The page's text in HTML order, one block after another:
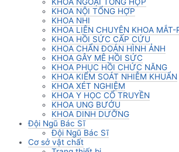
KHOA NỘI TỔNG HỢP
KHOA NHI
KHOA LIÊN CHUYÊN KHOA MẮT-
KHOA HỒI SỨC CẤP CỨU
KHOA CHẨN ĐOÁN HÌNH ẢNH
KHOA GÂY MÊ HỒI SỨC
KHOA PHỤC HỒI CHỨC NĂNG
KHOA KIỂM SOÁT NHIỄM KHUẨN
KHOA XÉT NGHIỆM
KHOA Y HỌC CỔ TRUYỀN
KHOA UNG BƯỚU
KHOA DINH DƯỠNG
Đội Ngũ Bác Sĩ
Đội Ngũ Bác Sĩ
Cơ sở vật chất